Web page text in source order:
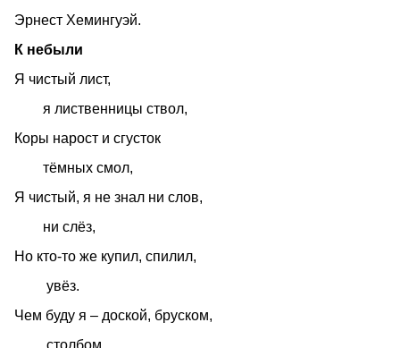
Эрнест Хемингуэй.
К небыли
Я чистый лист,
я лиственницы ствол,
Коры нарост и сгусток
тёмных смол,
Я чистый, я не знал ни слов,
ни слёз,
Но кто-то же купил, спилил,
увёз.
Чем буду я – доской, бруском,